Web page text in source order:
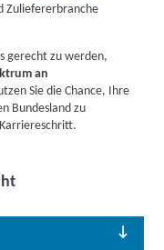
Zuliefererbranche
gerecht zu werden,
an
Sie die Chance, Ihre
Bundesland zu